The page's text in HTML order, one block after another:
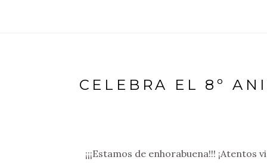
CELEBRA EL 8º
¡¡¡Estamos de enhorabuena!!!